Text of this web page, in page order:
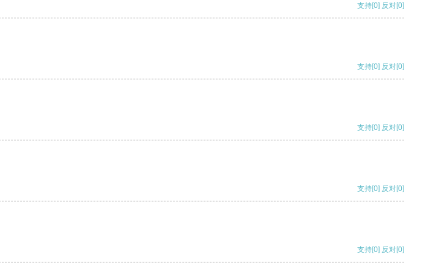
支持[0] 反对[0]
支持[0] 反对[0]
支持[0] 反对[0]
支持[0] 反对[0]
支持[0] 反对[0]